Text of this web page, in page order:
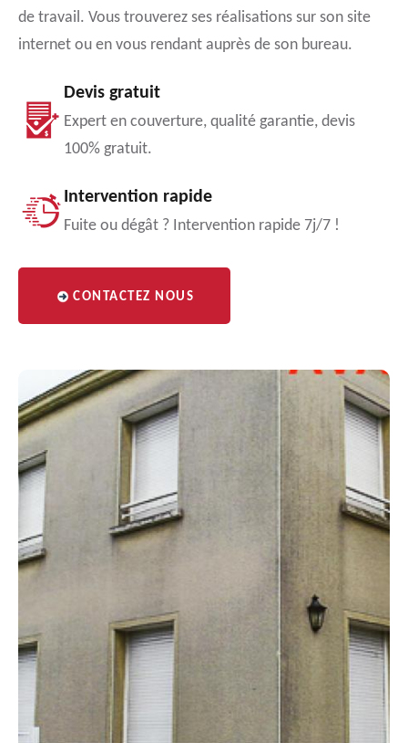
de travail. Vous trouverez ses réalisations sur son site
internet ou en vous rendant auprès de son bureau.
Devis gratuit
Expert en couverture, qualité garantie, devis
100% gratuit.
Intervention rapide
Fuite ou dégât ? Intervention rapide 7j/7 !
CONTACTEZ NOUS